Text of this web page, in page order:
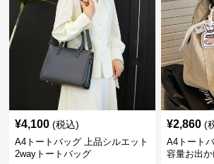
¥4,100 (税込)
A4トートバッグ 上品シルエット
2wayトートバッグ
¥2,860 (
A4トート
容量お出